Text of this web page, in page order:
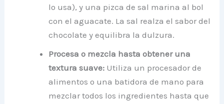
lo usa), y una pizca de sal marina al bol
con el aguacate. La sal realza el sabor del
chocolate y equilibra la dulzura.
Procesa o mezcla hasta obtener una
textura suave: Utiliza un procesador de
alimentos o una batidora de mano para
mezclar todos los ingredientes hasta que